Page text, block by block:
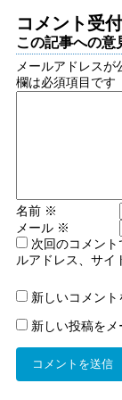
コメント受
この記事への意
メールアドレスが
欄は必須項目です
名前 ※
メール ※
次回のコメン
ルアドレス、サイ
新しいコメン
新しい投稿を